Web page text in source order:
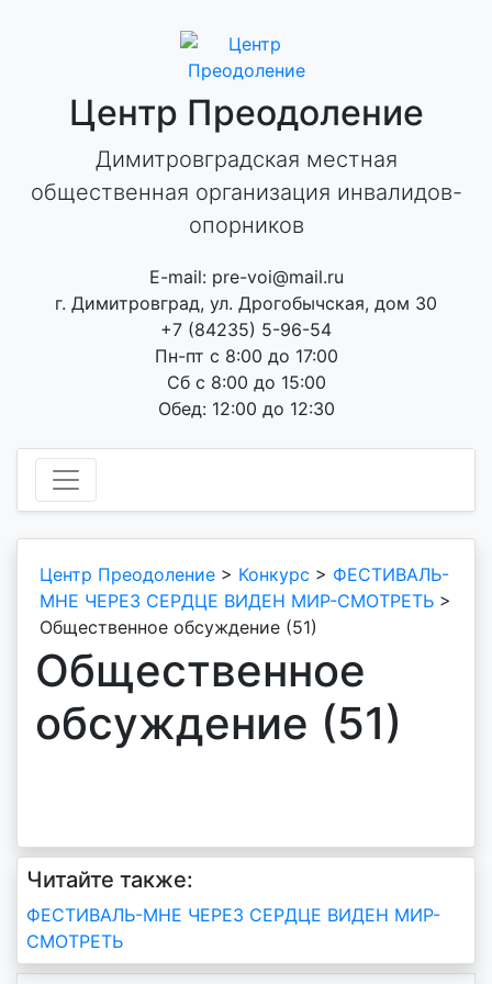
Центр Преодоление
Димитровградская местная
общественная организация инвалидов-
опорников
E-mail: pre-voi@mail.ru
г. Димитровград, ул. Дрогобычская, дом 30
+7 (84235) 5-96-54
Пн-пт с 8:00 до 17:00
Сб с 8:00 до 15:00
Обед: 12:00 до 12:30
Центр Преодоление > Конкурс > ФЕСТИВАЛЬ-
МНЕ ЧЕРЕЗ СЕРДЦЕ ВИДЕН МИР-СМОТРЕТЬ >
Общественное обсуждение (51)
Общественное
обсуждение (51)
Читайте также:
Навигация
по
ФЕСТИВАЛЬ-МНЕ ЧЕРЕЗ СЕРДЦЕ ВИДЕН МИР-
СМОТРЕТЬ